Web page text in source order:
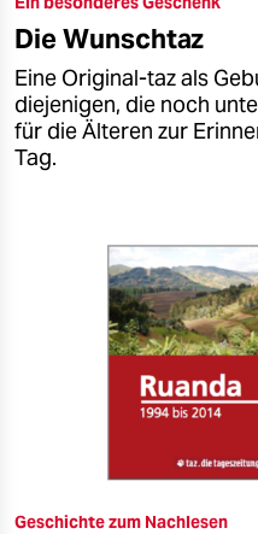
epaper login
Die Wunschtaz
Eine Original-taz als
diejenigen, die noch
für die Älteren zur
Tag.
Geschichte zum Nachlesen